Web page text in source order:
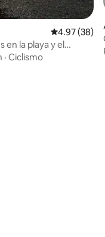
22 reseñasCalificación
4.97 (38)
en la playa y el
· Ciclismo